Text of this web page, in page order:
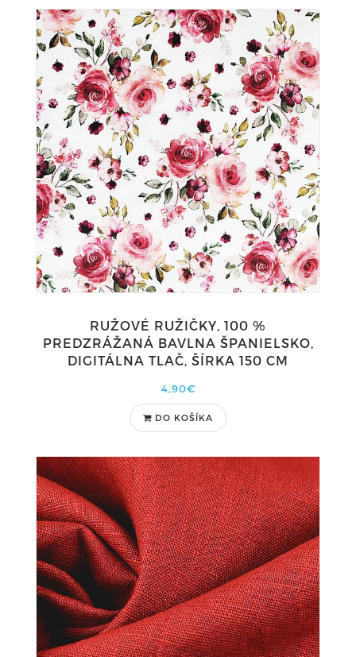
RUŽOVÉ RUŽIČKY, 100 %
PREDZRÁŽANÁ BAVLNA ŠPANIELSKO,
DIGITÁLNA TLAČ, ŠÍRKA 150 CM
4,90€
DO KOŠÍKA